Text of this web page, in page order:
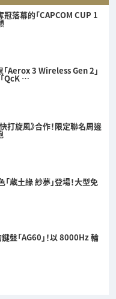
落幕的「CAPCOM CUP 1
Aerox 3 Wireless Gen 2」
QcK …
打旋風》合作！限定聯名周邊
蔵土緣 紗夢」登場！大型免
盤「AG60」！以 8000Hz 輪